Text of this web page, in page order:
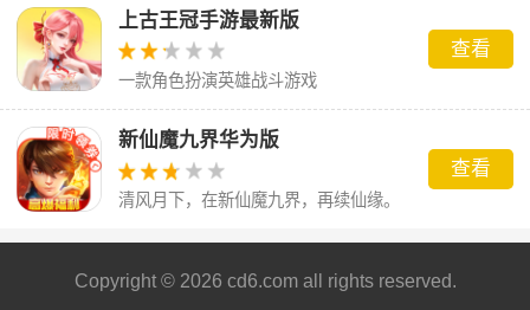
上古王冠手游最新版
一款角色扮演英雄战斗游戏
查看
新仙魔九界华为版
清风月下，在新仙魔九界，再续仙缘。
查看
Copyright © 2026 cd6.com all rights reserved.